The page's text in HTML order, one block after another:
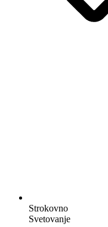
Strokovno
Svetovanje